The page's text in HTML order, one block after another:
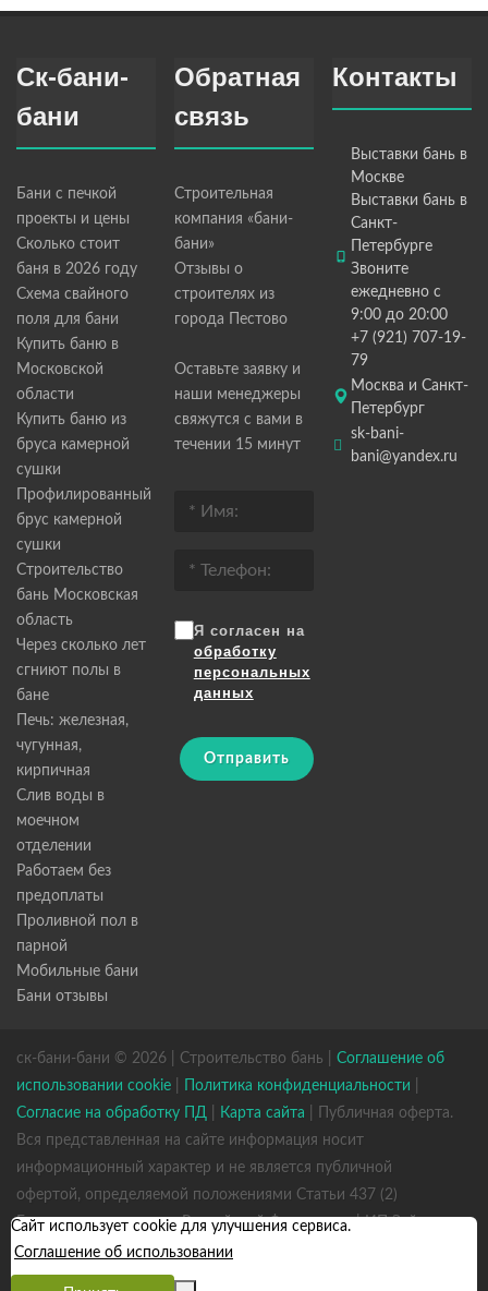
Ск-бани-
бани
Бани с печкой
проекты и цены
Сколько стоит
баня в 2026 году
Схема свайного
поля для бани
Купить баню в
Московской
области
Купить баню из
бруса камерной
сушки
Профилированный
брус камерной
сушки
Строительство
бань Московская
область
Через сколько лет
сгниют полы в
бане
Печь: железная,
чугунная,
кирпичная
Слив воды в
моечном
отделении
Работаем без
предоплаты
Проливной пол в
парной
Мобильные бани
Бани отзывы
Обратная
связь
Строительная
компания «бани-
бани»
Отзывы о
строителях из
города Пестово
Оставьте заявку и
наши менеджеры
свяжутся с вами в
течении 15 минут
Я согласен на
обработку
персональных
данных
Отправить
Контакты
Выставки бань в
Москве
Выставки бань в
Санкт-
Петербурге
Звоните
ежедневно с
9:00 до 20:00
+7 (921) 707-19-
79
Москва и Санкт-
Петербург
sk-bani-
bani@yandex.ru
ск-бани-бани © 2026 | Строительство бань | Соглашение об
использовании cookie
Политика конфиденциальности
Согласие на обработку ПД
Карта сайта | Публичная оферта.
Вся представленная на сайте информация носит
информационный характер и не является публичной
офертой, определяемой положениями Статьи 437 (2)
Гражданского кодекса Российской Федерации. | ИП Зайцев
К. А. ИНН 531301660823 ОГРН 317784700352926
Сайт использует cookie для улучшения сервиса.
Соглашение об использовании